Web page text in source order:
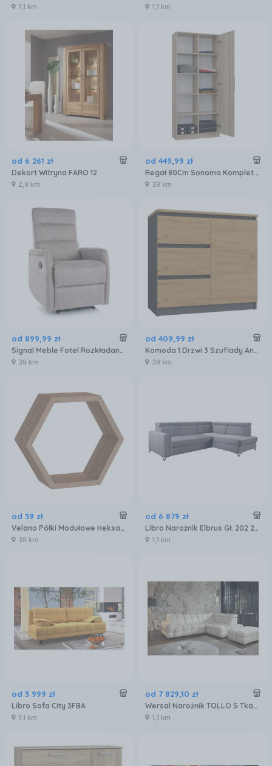
1,1 km 1,1 km
od 6 261 zł
Dekort Witryna FARO 12
2,9 km
od 449,99 zł
Regał 80Cm Sonoma Komplet 1577117
39 km
od 899,99 zł
Signal Meble Fotel Rozkładany Solon M Brego Beż 34 Funkcja Masażu
39 km
od 409,99 zł
Komoda 1 Drzwi 3 Szuflady Antart Blat Artisan Komplet 1459102
39 km
od 39 zł
Velano Półki Modułowe Heksagon Plaster Miodu Fhs 300 Dąb Sonoma (67703)
39 km
od 6 879 zł
Libro Narożnik Elbrus Gł. 202 2FLBKR
1,1 km
od 3 999 zł
Libro Sofa City 3FBA
1,1 km
od 7 829,10 zł
Wersal Narożnik TOLLO S Tkanina 1 grupa
1,1 km